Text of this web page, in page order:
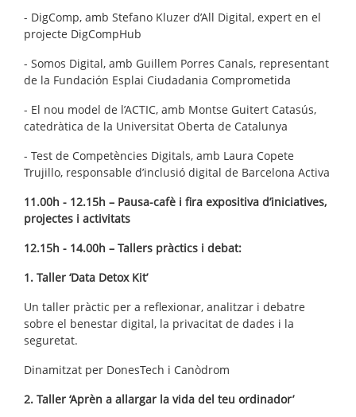
- DigComp, amb Stefano Kluzer d’All Digital, expert en el
projecte DigCompHub
- Somos Digital, amb Guillem Porres Canals, representant
de la Fundación Esplai Ciudadania Comprometida
- El nou model de l’ACTIC, amb Montse Guitert Catasús,
catedràtica de la Universitat Oberta de Catalunya
- Test de Competències Digitals, amb Laura Copete
Trujillo, responsable d’inclusió digital de Barcelona Activa
11.00h - 12.15h – Pausa-cafè i fira expositiva d’iniciatives,
projectes i activitats
12.15h - 14.00h – Tallers pràctics i debat:
1. Taller ‘Data Detox Kit’
Un taller pràctic per a reflexionar, analitzar i debatre
sobre el benestar digital, la privacitat de dades i la
seguretat.
Dinamitzat per DonesTech i Canòdrom
2. Taller ‘Aprèn a allargar la vida del teu ordinador’